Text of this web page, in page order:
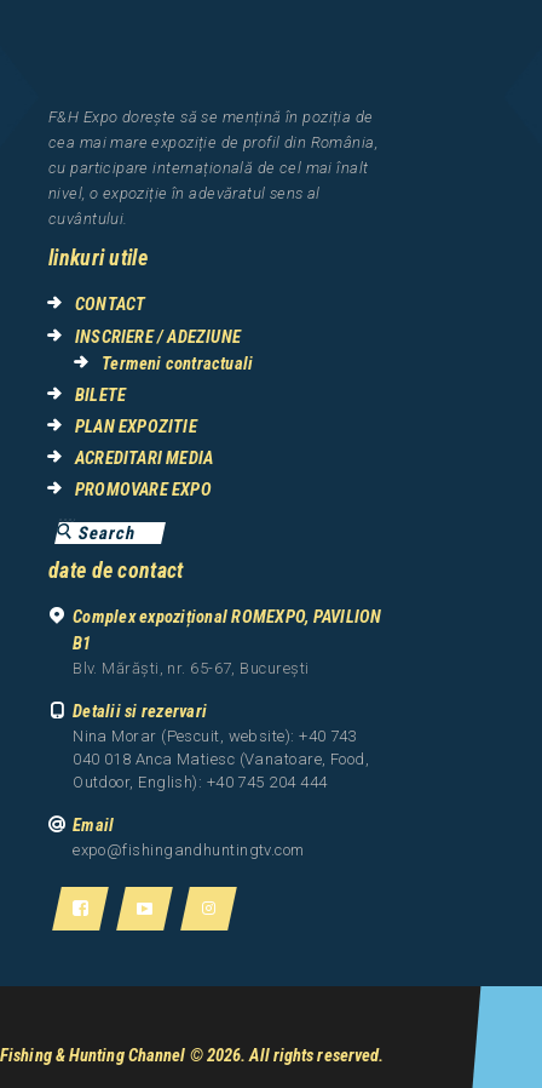
F&H Expo dorește să se mențină în poziția de
cea mai mare expoziție de profil din România,
cu participare internațională de cel maiînalt
nivel, o expoziție în adevăratul sens al
cuvântului.
linkuri utile
CONTACT
INSCRIERE / ADEZIUNE
Termeni contractuali
BILETE
PLAN EXPOZITIE
ACREDITARI MEDIA
PROMOVARE EXPO
date de contact
Complex expozițional ROMEXPO, PAVILION
B1
Blv. Mărăști, nr. 65-67, București
Detalii si rezervari
Nina Morar (Pescuit, website): +40 743
040 018 Anca Matiesc (Vanatoare, Food,
Outdoor, English): +40 745 204 444
Email
expo@fishingandhuntingtv.com
Fishing & Hunting Channel © 2026. All rights reserved.